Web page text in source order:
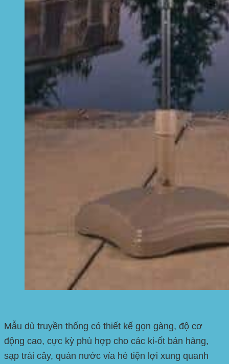
Mẫu dù truyền thống có thiết kế gọn gàng, độ cơ
động cao, cực kỳ phù hợp cho các ki-ốt bán hàng,
sạp trái cây, quán nước vỉa hè tiện lợi xung quanh